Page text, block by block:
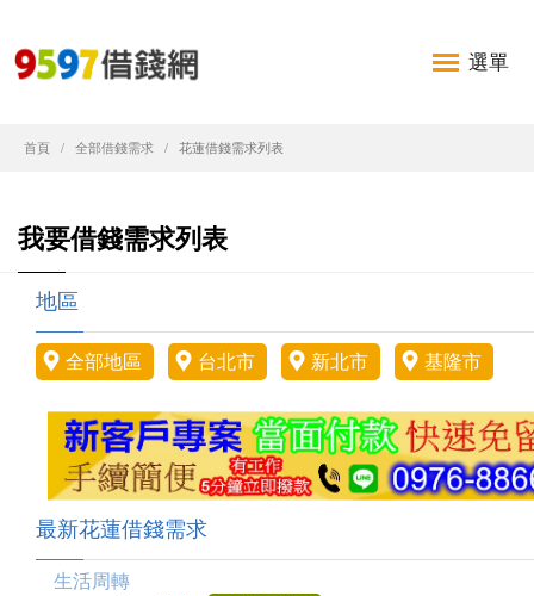
選單
首頁 全部借錢需求 花蓮借錢需求列表
我要借錢需求列表
地區
全部地區 台北市 新北市 基隆市
最新花蓮借錢需求
生活周轉